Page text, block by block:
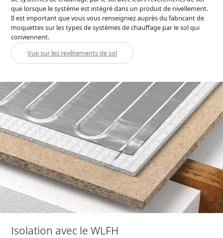
que lorsque le système est intégré dans un produit de nivellement.
Il est important que vous vous renseigniez auprès du fabricant de
moquettes sur les types de systèmes de chauffage par le sol qui
conviennent.
Vue sur les revêtements de sol
Isolation avec le WLFH